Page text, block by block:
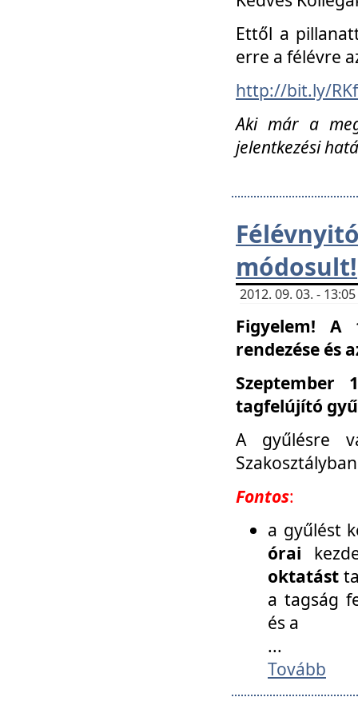
Ettől a
erre a félévre
http://bit.ly/
Aki már a
jelentkezési
módosult!
2012. 09. 03. -
Figyelem! A
rendezése és
Szeptember
tagfelújító
A gyűlésre
Fontos:
a gyűlést
órai
oktatást
a tagság
és a
...
Tovább